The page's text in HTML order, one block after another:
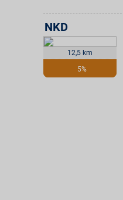
12,5 km
5%
NKD